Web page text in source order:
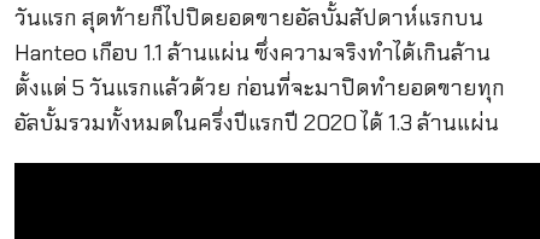
วันแรก สุดท้ายก็ไปปิดยอดขายอัลบั้มสัปดาห์แรกบน
Hanteo เกือบ 1.1 ล้านแผ่น ซึ่งความจริงทำได้เกินล้าน
ตั้งแต่ 5 วันแรกแล้วด้วย ก่อนที่จะมาปิดทำยอดขายทุก
อัลบั้มรวมทั้งหมดในครึ่งปีแรกปี 2020 ได้ 1.3 ล้านแผ่น